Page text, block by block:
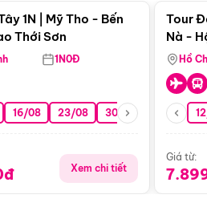
1N | Mỹ Tho - Bến
Thới Sơn
1N0Đ
16/08 23/08 30/08 06/09
Xem chi tiết
Tour
Nà -
Nha
Hồ
Giá từ: